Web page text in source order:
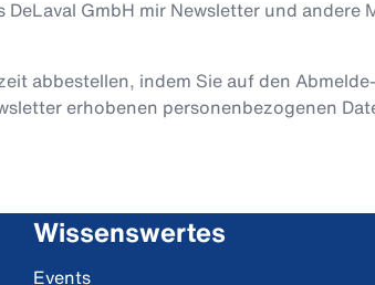
GmbH mir Newsletter und
abbestellen, indem Sie auf den
erhobenen personenbezogenen
Wissenswertes
Events